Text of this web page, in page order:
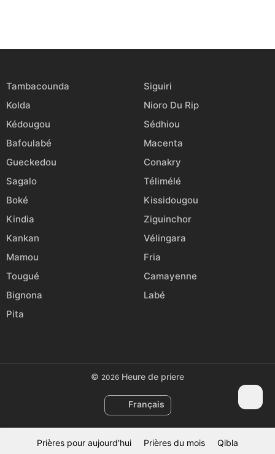
Prières pour aujourd'hui Prières du mois Qibla
Tambacounda
Siguiri
Kolda
Nioro Du Rip
Kédougou
Sédhiou
Bafoulabé
Macenta
Gueckedou
Conakry
Sagalo
Télimélé
Boké
Kissidougou
Kindia
Ziguinchor
Kankan
Vélingara
Mamou
Fria
Tougué
Camayenne
Bignona
Labé
Pita
© 2026 Heure de priere
Français